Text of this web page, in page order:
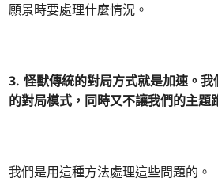
願景時要處理什麼情況。
3. 怪獸傳統的對局方式就是加速。
的對局模式，同時又不讓我們的主題
我們是用這種方法處理這些問題的。